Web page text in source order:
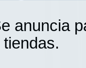
anuncia
tiendas.